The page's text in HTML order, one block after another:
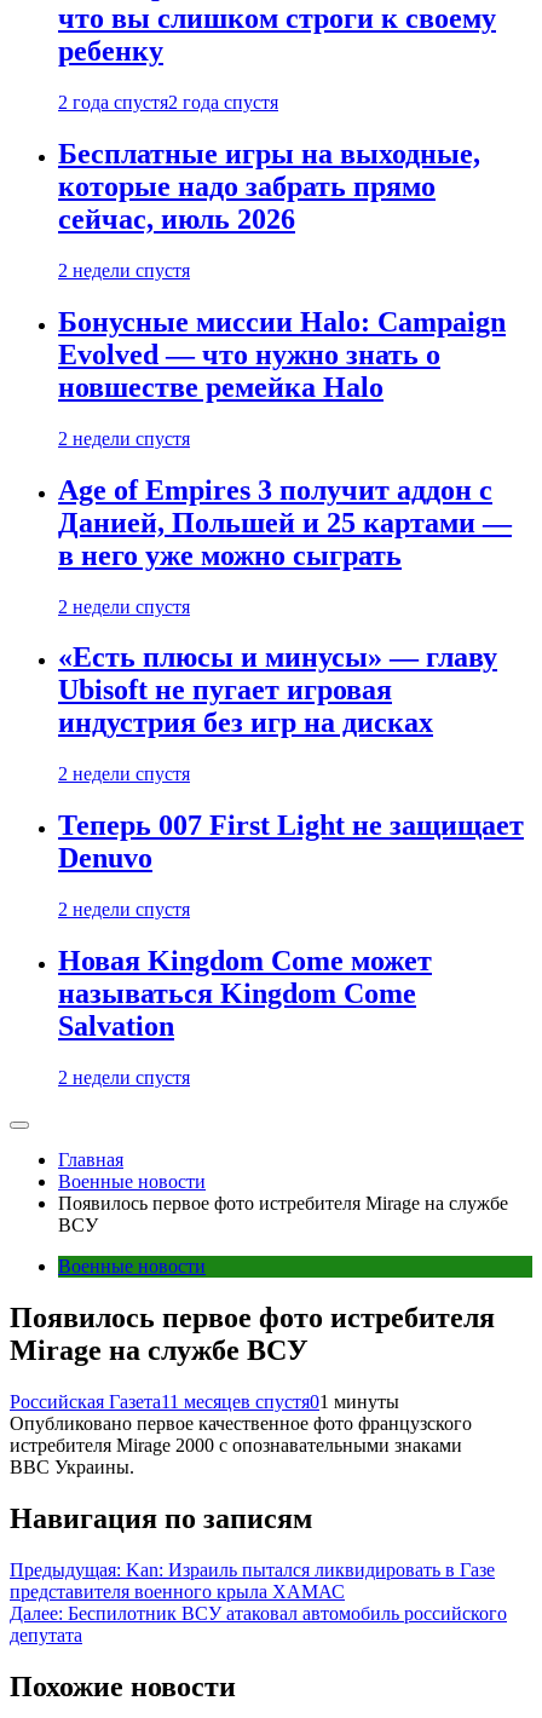
что вы слишком строги к своему
ребенку
2 года спустя2 года спустя
Бесплатные игры на выходные,
которые надо забрать прямо
сейчас, июль 2026
2 недели спустя
Бонусные миссии Halo: Campaign
Evolved — что нужно знать о
новшестве ремейка Halo
2 недели спустя
Age of Empires 3 получит аддон с
Данией, Польшей и 25 картами —
в него уже можно сыграть
2 недели спустя
«Есть плюсы и минусы» — главу
Ubisoft не пугает игровая
индустрия без игр на дисках
2 недели спустя
Теперь 007 First Light не защищает
Denuvo
2 недели спустя
Новая Kingdom Come может
называться Kingdom Come
Salvation
2 недели спустя
Главная
Военные новости
Появилось первое фото истребителя Mirage на службе
ВСУ
Военные новости
Появилось первое фото истребителя
Mirage на службе ВСУ
Российская Газета11 месяцев спустя01 минуты
Опубликовано первое качественное фото французского
истребителя Mirage 2000 с опознавательными знаками
ВВС Украины.
Навигация по записям
Предыдущая: Kan: Израиль пытался ликвидировать в Газе
представителя военного крыла ХАМАС
Далее: Беспилотник ВСУ атаковал автомобиль российского
депутата
Похожие новости